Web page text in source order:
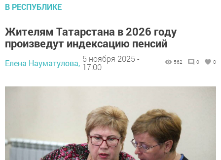
В РЕСПУБЛИКЕ
Жителям Татарстана в 2026 году
произведут индексацию пенсий
Елена Науматулова, 5 ноября 2025 -
17:00
562 0 0